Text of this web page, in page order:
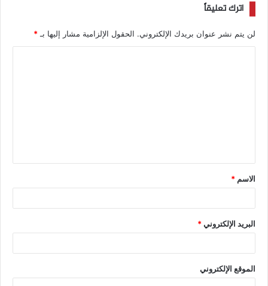
اترك تعليقاً
لن يتم نشر عنوان بريدك الإلكتروني. الحقول الإلزامية مشار إليها بـ *
الاسم *
البريد الإلكتروني*
الموقع الإلكتروني